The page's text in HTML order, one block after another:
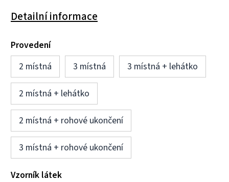
Detailní informace
Provedení
2 místná
3 místná 3 místná + lehátko
2 místná + lehátko
2 místná + rohové ukončení
3 místná + rohové ukončení
Vzorník látek